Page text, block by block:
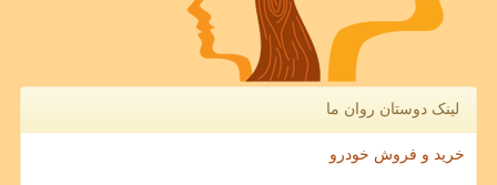
لینک دوستان روان ما
خرید و فروش خودرو